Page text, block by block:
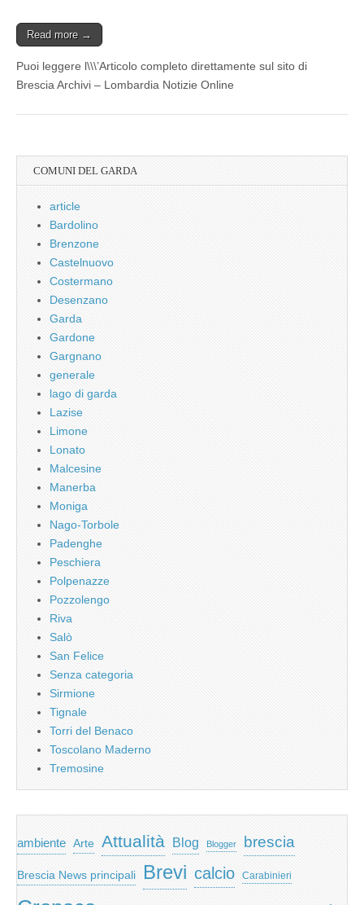
Read more →
Puoi leggere l\\\’Articolo completo direttamente sul sito di
Brescia Archivi – Lombardia Notizie Online
COMUNI DEL GARDA
article
Bardolino
Brenzone
Castelnuovo
Costermano
Desenzano
Garda
Gardone
Gargnano
generale
lago di garda
Lazise
Limone
Lonato
Malcesine
Manerba
Moniga
Nago-Torbole
Padenghe
Peschiera
Polpenazze
Pozzolengo
Riva
Salò
San Felice
Senza categoria
Sirmione
Tignale
Torri del Benaco
Toscolano Maderno
Tremosine
ambiente Arte Attualità Blog Blogger brescia
Brescia News principali Brevi calcio Carabinieri